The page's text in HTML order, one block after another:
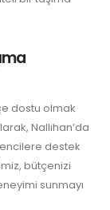
dostu olmak
Nallıhan’da
destek
bütçenizi
sunmayı